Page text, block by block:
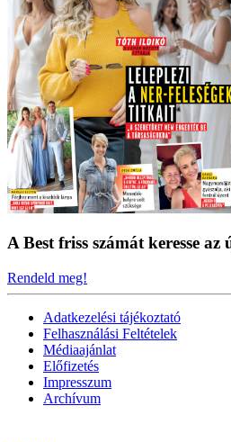
A Best friss számát keresse az
Rendeld meg!
Adatkezelési tájékoztató
Felhasználási Feltételek
Médiaajánlat
Előfizetés
Impresszum
Archívum